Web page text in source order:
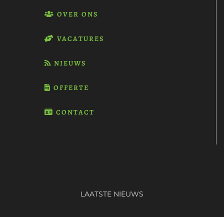
OVER ONS
VACATURES
NIEUWS
OFFERTE
CONTACT
LAATSTE NIEUWS